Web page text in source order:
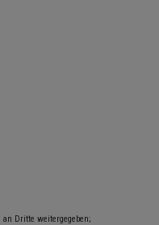
Dritte weitergegeben;